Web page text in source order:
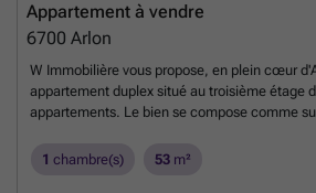
Appartement à vendre
6700 Arlon
W Immobilière vous propose, en plein cœur
appartement duplex situé au troisième étage
appartements. Le bien se compose comme
lumineux séjour ouvert sur une cuisine
chambre à coucher. L'appartement bénéficie
1 chambre(s) 53 m²